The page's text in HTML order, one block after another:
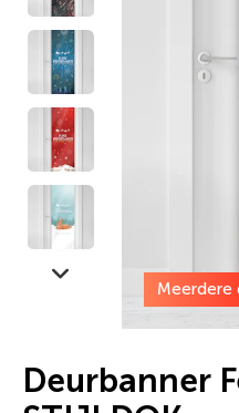
Meerdere
Deurbanner